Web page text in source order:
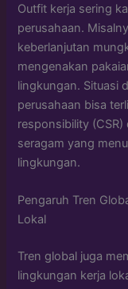
Outfit kerja sering
perusahaan.
keberlanjutan
mengenakan
lingkungan. Situasi
perusahaan bisa
responsibility
seragam yang
lingkungan.
Pengaruh Tren
Lokal
Tren global juga
lingkungan kerja